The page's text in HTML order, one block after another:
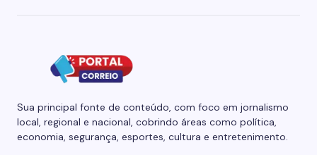
Sua principal fonte de conteúdo, com foco em jornalismo
local, regional e nacional, cobrindo áreas como política,
economia, segurança, esportes, cultura e entretenimento.